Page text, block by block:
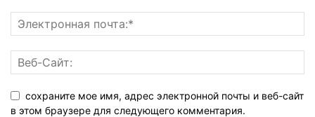
сохраните мое имя, адрес электронной почты и веб-сайт
в этом браузере для следующего комментария.